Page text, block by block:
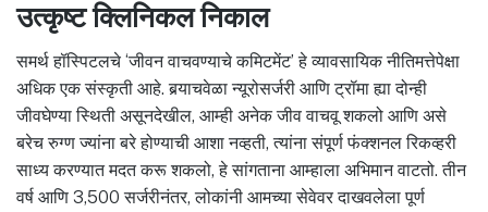
उत्कृष्ट क्लिनिकल निकाल
समर्थ हॉस्पिटलचे ‘जीवन वाचवण्याचे कमिटमेंट’ हे व्यावसायिक नीतिमत्तेपेक्षा
अधिक एक संस्कृती आहे. बर्‍याचवेळा न्यूरोसर्जरी आणि ट्रॉमा ह्या दोन्ही
जीवघेण्या स्थिती असूनदेखील, आम्ही अनेक जीव वाचवू शकलो आणि असे
बरेच रुग्ण ज्यांना बरे होण्याची आशा नव्हती, त्यांना संपूर्ण फंक्शनल रिकव्हरी
साध्य करण्यात मदत करू शकलो, हे सांगताना आम्हाला अभिमान वाटतो. तीन
वर्ष आणि 3,500 सर्जरीनंतर, लोकांनी आमच्या सेवेवर दाखवलेला पूर्ण